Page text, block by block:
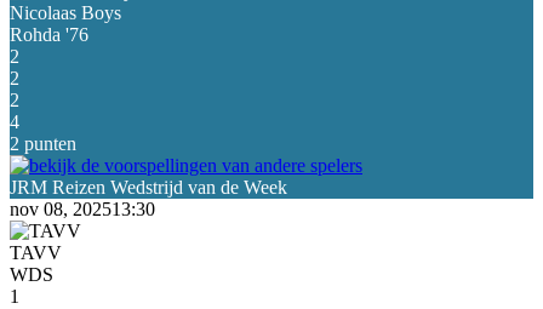
Nicolaas Boys
Rohda '76
2
2
2
4
2 punten
nov 08, 202513:30
TAVV
WDS
1